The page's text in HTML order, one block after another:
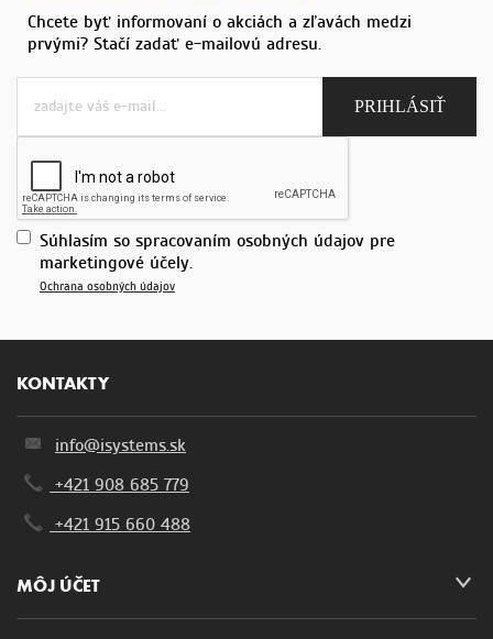
Chcete byť informovaní o akciách a zľavách medzi
prvými? Stačí zadať e-mailovú adresu.
Súhlasím so spracovaním osobných údajov pre
marketingové účely.
Ochrana osobných údajov
KONTAKTY
info@isystems.sk
+421 908 685 779
+421 915 660 488
MÔJ ÚČET